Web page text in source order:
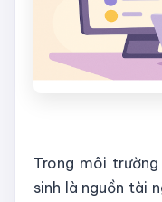
Trong môi
sinh là nguồn tài